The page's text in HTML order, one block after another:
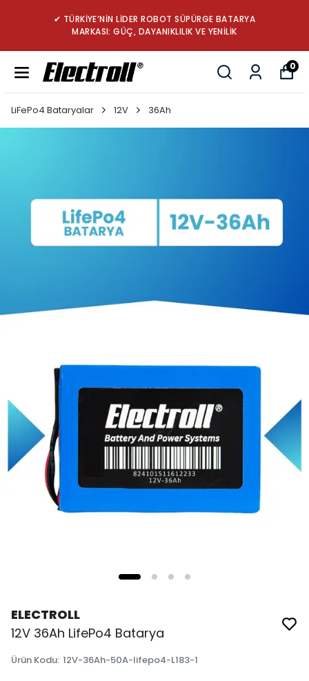
✔ TÜRKİYE’NİN LİDER ROBOT SÜPÜRGE BATARYA
MARKASI: GÜÇ, DAYANIKLILIK VE YENİLİK
0
LiFePo4 Bataryalar 12V 36Ah
ELECTROLL
12V 36Ah LifePo4 Batarya
Ürün Kodu: 12V-36Ah-50A-lifepo4-L183-1